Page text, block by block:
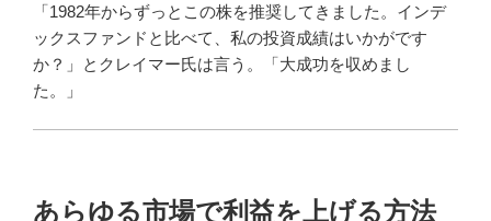
「1982年からずっとこの株を推奨してきました。インデ
ックスファンドと比べて、私の投資成績はいかがです
か？」とクレイマー氏は言う。「大成功を収めまし
た。」
あらゆる市場で利益を上げる方法